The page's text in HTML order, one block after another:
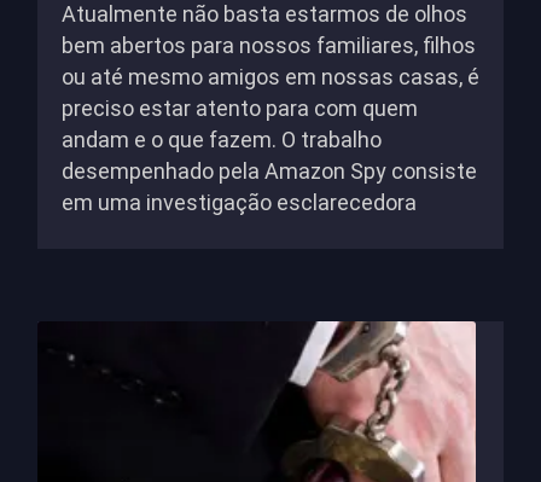
Atualmente não basta estarmos de olhos
bem abertos para nossos familiares, filhos
ou até mesmo amigos em nossas casas, é
preciso estar atento para com quem
andam e o que fazem. O trabalho
desempenhado pela Amazon Spy consiste
em uma investigação esclarecedora